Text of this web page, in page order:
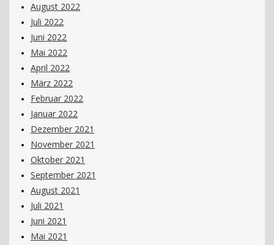
August 2022
Juli 2022
Juni 2022
Mai 2022
April 2022
März 2022
Februar 2022
Januar 2022
Dezember 2021
November 2021
Oktober 2021
September 2021
August 2021
Juli 2021
Juni 2021
Mai 2021